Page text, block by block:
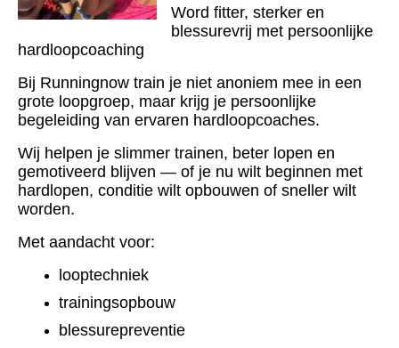
Word fitter, sterker en
blessurevrij met persoonlijke
hardloopcoaching
Bij Runningnow train je niet anoniem mee in een
grote loopgroep, maar krijg je persoonlijke
begeleiding van ervaren hardloopcoaches.
Wij helpen je slimmer trainen, beter lopen en
gemotiveerd blijven — of je nu wilt beginnen met
hardlopen, conditie wilt opbouwen of sneller wilt
worden.
Met aandacht voor:
looptechniek
trainingsopbouw
blessurepreventie